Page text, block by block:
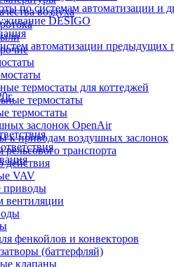
по системам автоматизации и
DESIGO
автоматизации
воздуха
термостаты для коттеджей
термостаты
термостаты
заслонок OpenAir
к приводам воздушных заслонок
рельсового транспорта
действия
VAV
вентиляции
фенкойлов и конвекторов
(баттерфляй)
клапаны